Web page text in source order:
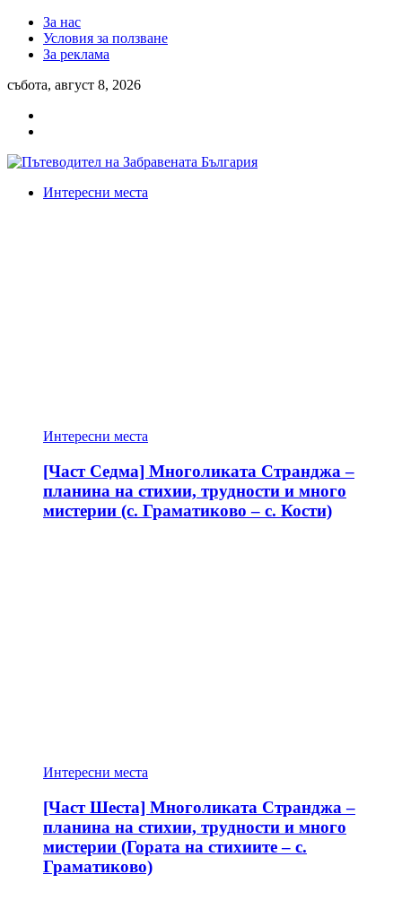
За нас
Условия за ползване
За реклама
събота, август 8, 2026
Интересни места
Интересни места
[Част Седма] Многоликата Странджа –
планина на стихии, трудности и много
мистерии (с. Граматиково – с. Кости)
Интересни места
[Част Шеста] Многоликата Странджа –
планина на стихии, трудности и много
мистерии (Гората на стихиите – с.
Граматиково)